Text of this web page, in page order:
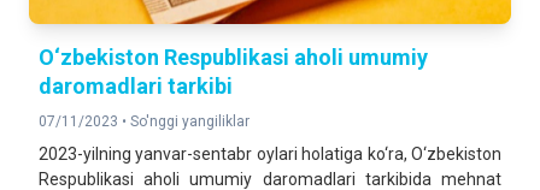
O‘zbekiston Respublikasi aholi umumiy
daromadlari tarkibi
07/11/2023 • So'nggi yangiliklar
2023-yilning yanvar-sentabr oylari holatiga ko‘ra, O‘zbekiston
Respublikasi aholi umumiy daromadlari tarkibida mehnat